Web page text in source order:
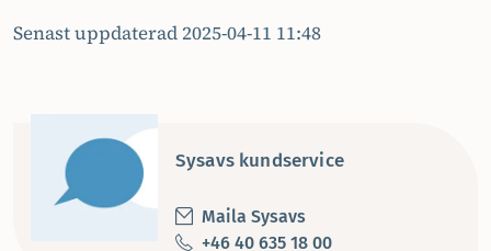
Senast uppdaterad 2025-04-11 11:48
Sysavs kundservice
Maila Sysavs
+46 40 635 18 00